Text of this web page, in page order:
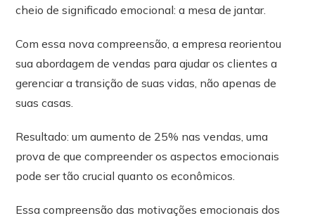
cheio de significado emocional: a mesa de jantar.
Com essa nova compreensão, a empresa reorientou
sua abordagem de vendas para ajudar os clientes a
gerenciar a transição de suas vidas, não apenas de
suas casas.
Resultado: um aumento de 25% nas vendas, uma
prova de que compreender os aspectos emocionais
pode ser tão crucial quanto os econômicos.
Essa compreensão das motivações emocionais dos